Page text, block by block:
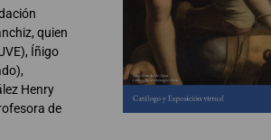
quien
Íñigo
Henry
de